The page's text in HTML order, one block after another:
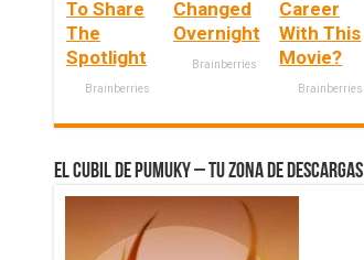
To Share
The
Spotlight
Brainberries
Changed
Overnight
Brainberries
Career
With This
Movie?
Brainberries
El Cubil de Pumuky – Tu zona de Descargas